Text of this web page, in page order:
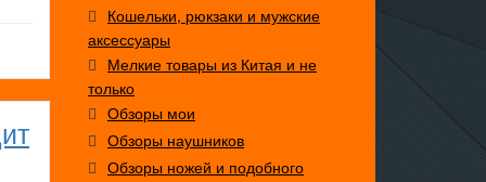
Кошельки, рюкзаки и мужские
аксессуары
Мелкие товары из Китая и не
только
Обзоры мои
Обзоры наушников
Обзоры ножей и подобного